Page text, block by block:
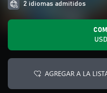
2 idiomas admitidos
AGREGAR A LA